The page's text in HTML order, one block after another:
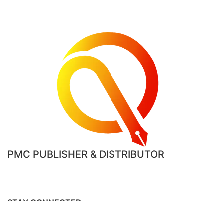
PMC PUBLISHER & DISTRIBUTOR